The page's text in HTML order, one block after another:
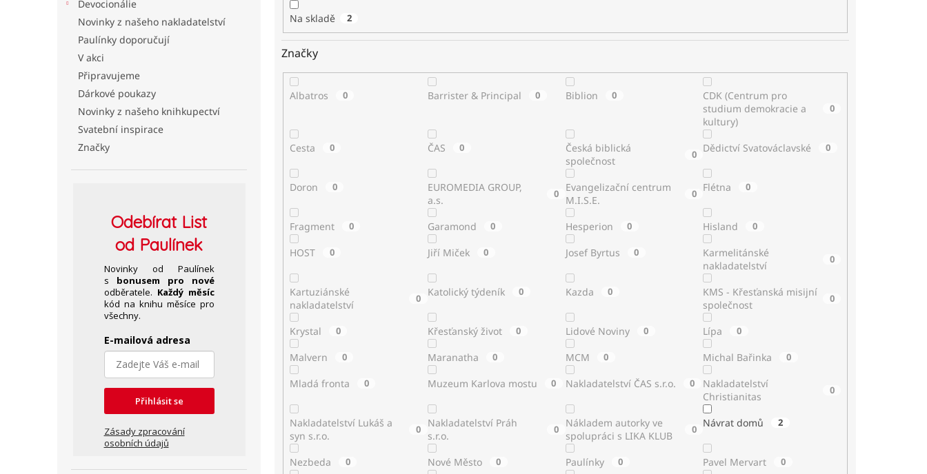
Devocionálie
Novinky z našeho nakladatelství
Paulínky doporučují
V akci
Připravujeme
Dárkové poukazy
Novinky z našeho knihkupectví
Svatební inspirace
Značky
OdebíratList
od Paulínek
Novinky od Paulínek
s bonusem pro nové
odběratele. Každý měsíc
kód na knihu měsíce pro
všechny.
E-mailová adresa
Přihlásit se
Zásady zpracování
osobních údajů
Na skladě 2
Značky
Albatros 0 Barrister & Principal 0 Biblion 0
CDK (Centrum pro
studium demokracie a
kultury)
0
Cesta 0 ČAS 0
Česká biblická
společnost
0 Dědictví Svatováclavské 0
Doron 0
EUROMEDIA GROUP,
a.s.
0
Evangelizační centrum
M.I.S.E.
0 Flétna 0
Fragment 0 Garamond 0 Hesperion 0 Hisland 0
HOST 0 Jiří Miček 0 Josef Byrtus 0
Karmelitánské
nakladatelství
0
Kartuziánské
nakladatelství
0 Katolický týdeník 0 Kazda 0
KMS - Křesťanská misijní
společnost
0
Krystal 0 Křesťanský život 0 Lidové Noviny 0 Lípa 0
Malvern 0 Maranatha 0 MCM 0 Michal Bařinka 0
Mladá fronta 0 Muzeum Karlova mostu 0 Nakladatelství ČAS s.r.o. 0
Nakladatelství
Christianitas
0
Nakladatelství Lukáš a
syn s.r.o.
0
Nakladatelství Práh
s.r.o.
0
Nákladem autorky ve
spolupráci s LIKA KLUB
0 Návrat domů 2
Nezbeda 0 Nové Město 0 Paulínky 0 Pavel Mervart 0